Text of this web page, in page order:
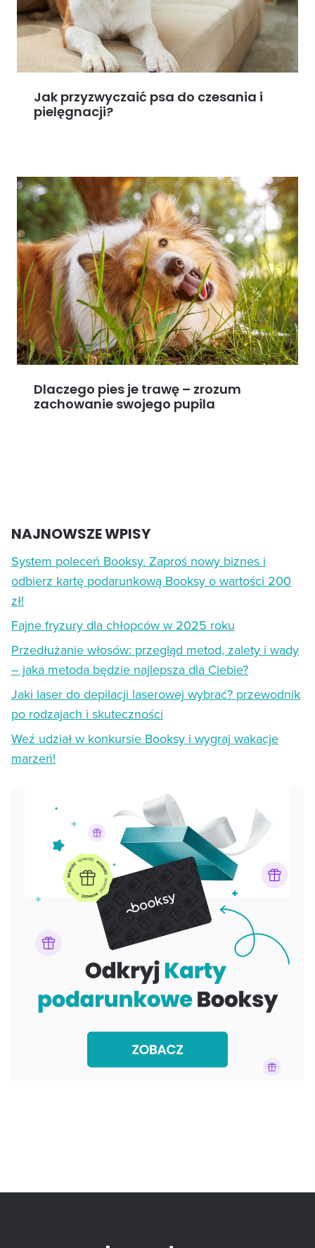
Jak przyzwyczaić psa do czesania i
pielęgnacji?
Dlaczego pies je trawę – zrozum
zachowanie swojego pupila
NAJNOWSZE WPISY
System poleceń Booksy. Zaproś nowy biznes i
odbierz kartę podarunkową Booksy o wartości 200
zł!
Fajne fryzury dla chłopców w 2025 roku
Przedłużanie włosów: przegląd metod, zalety i wady
– jaka metoda będzie najlepsza dla Ciebie?
Jaki laser do depilacji laserowej wybrać? przewodnik
po rodzajach i skuteczności
Weź udział w konkursie Booksy i wygraj wakacje
marzeń!